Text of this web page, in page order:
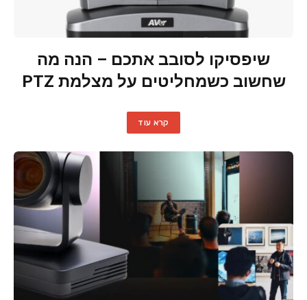
שיפסיקו לסובב אתכם – הנה מה
שחשוב כשמחליטים על מצלמת PTZ
קרא עוד